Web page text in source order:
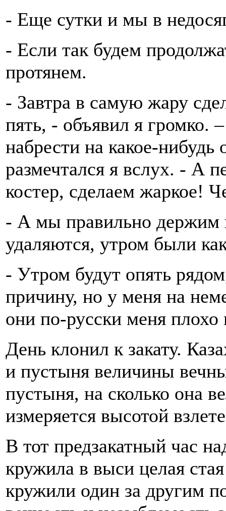
- Еще сутки и мы в
- Если так будем
протянем.
- Завтра в самую жару
пять, - объявил я
набрести на какое-
размечтался я вслух. - А
костер, сделаем жаркое!
- А мы правильно держим
удаляются, утром были
- Утром будут опять
причину, но у меня на
они по-русски меня
День клонил к закату.
и пустыня величины
пустыня, на сколько она
измеряется высотой
В тот предзакатный час
кружила в выси целая
кружили один за другим